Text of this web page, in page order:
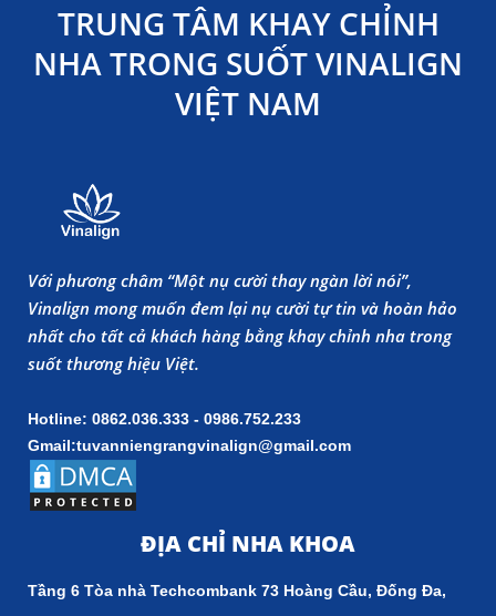
TRUNG TÂM KHAY CHỈNH
NHA TRONG SUỐT VINALIGN
VIỆT NAM
Với phương châm “Một nụ cười thay ngàn lời nói”,
Vinalign mong muốn đem lại nụ cười tự tin và hoàn hảo
nhất cho tất cả khách hàng bằng khay chỉnh nha trong
suốt thương hiệu Việt.
Hotline: 0862.036.333 - 0986.752.233
Gmail:tuvanniengrangvinalign@gmail.com
ĐỊA CHỈ NHA KHOA
Tầng 6 Tòa nhà Techcombank 73 Hoàng Cầu, Đống Đa,